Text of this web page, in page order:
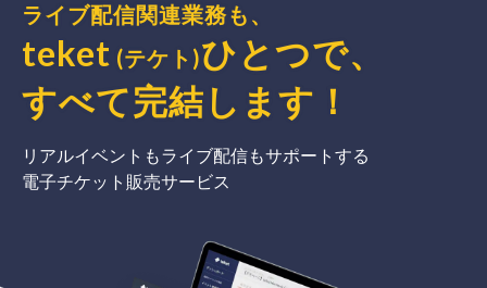
ライブ配信関連業務も、
teket (テケト)ひとつで、
すべて完結 します ！
リアルイベントもライブ配信もサポートする
電子チケット販売サービス